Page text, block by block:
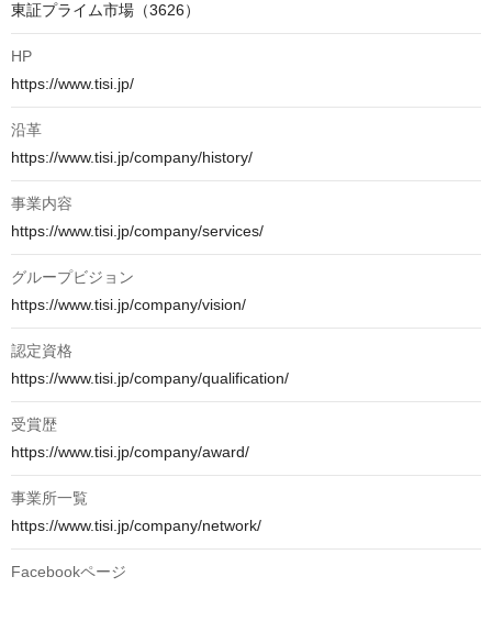
東証プライム市場（3626）
HP
https://www.tisi.jp/
沿革
https://www.tisi.jp/company/history/
事業内容
https://www.tisi.jp/company/services/
グループビジョン
https://www.tisi.jp/company/vision/
認定資格
https://www.tisi.jp/company/qualification/
受賞歴
https://www.tisi.jp/company/award/
事業所一覧
https://www.tisi.jp/company/network/
Facebookページ